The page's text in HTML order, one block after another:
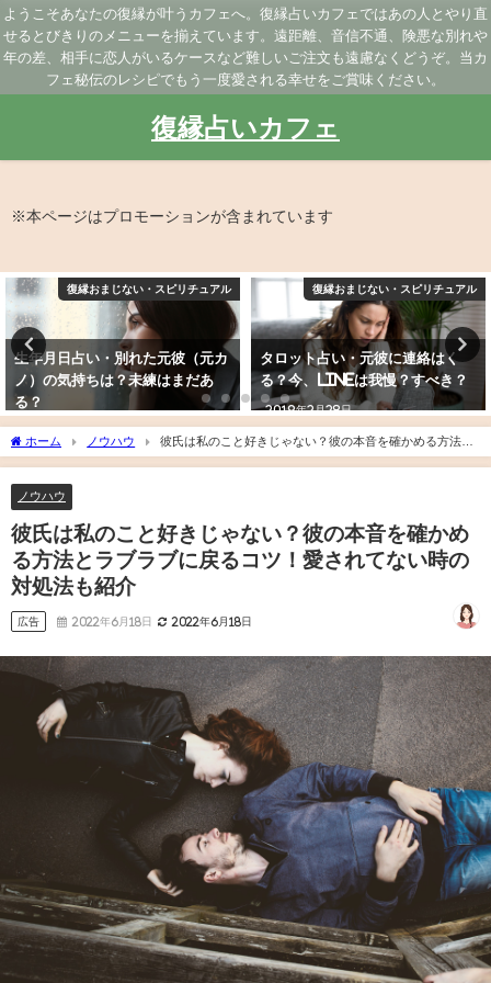
ようこそあなたの復縁が叶うカフェへ。復縁占いカフェではあの人とやり直
せるとびきりのメニューを揃えています。遠距離、音信不通、険悪な別れや
年の差、相手に恋人がいるケースなど難しいご注文も遠慮なくどうぞ。当カ
フェ秘伝のレシピでもう一度愛される幸せをご賞味ください。
復縁占いカフェ
※本ページはプロモーションが含まれています
復縁おまじない・スピリチュアル
生年月日占い・別れた元彼（元カ
ノ）の気持ちは？未練はまだあ
る？
復縁おまじない・スピリチュアル
タロット占い・元彼に連絡はく
る？今、LINEは我慢？すべき？
2019年2月28日
ホーム ノウハウ
彼氏は私のこと好きじゃない？彼の本音を確かめる方法と
ラブラブに戻るコツ！愛されてない時の対処法も紹介
ノウハウ
彼氏は私のこと好きじゃない？彼の本音を確かめ
る方法とラブラブに戻るコツ！愛されてない時の
対処法も紹介
広告 2022年6月18日 2022年6月18日